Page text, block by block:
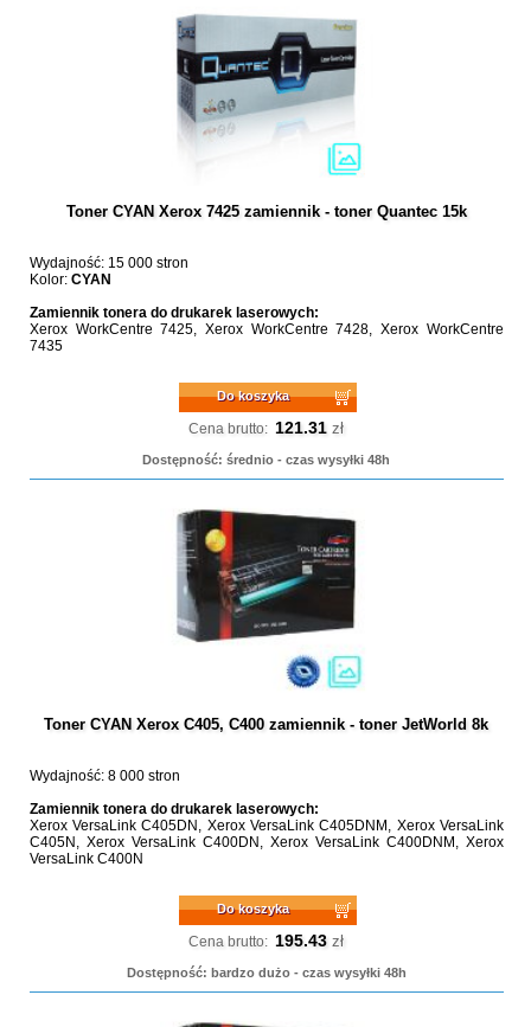
Toner CYAN Xerox 7425 zamiennik - toner Quantec 15k
Wydajność: 15 000 stron
Kolor: CYAN
Zamiennik tonera do drukarek laserowych:
Xerox WorkCentre 7425, Xerox WorkCentre 7428, Xerox WorkCentre
7435
Do koszyka
Cena brutto: 121.31 zł
Dostępność: średnio - czas wysyłki 48h
Toner CYAN Xerox C405, C400 zamiennik - toner JetWorld 8k
Wydajność: 8 000 stron
Zamiennik tonera do drukarek laserowych:
Xerox VersaLink C405DN, Xerox VersaLink C405DNM, Xerox VersaLink
C405N, Xerox VersaLink C400DN, Xerox VersaLink C400DNM, Xerox
VersaLink C400N
Do koszyka
Cena brutto: 195.43 zł
Dostępność: bardzo dużo - czas wysyłki 48h